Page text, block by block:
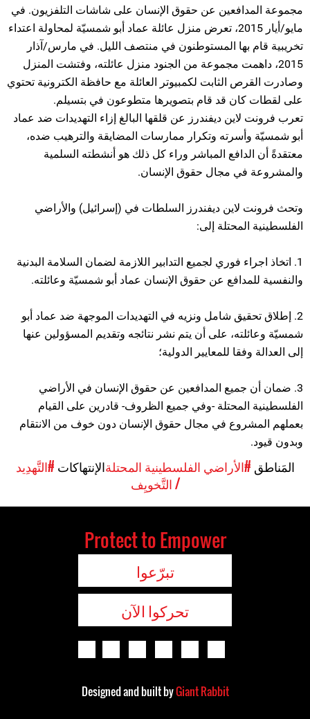
مجموعة المدافعين عن حقوق الإنسان على شاشات التلفزيون. في
مايو/أيار 2015، تعرض منزل عائلة عماد أبو شمسيّة لمحاولة اعتداء
تخريبية قام بها المستوطنون في منتصف الليل. في مارس/آذار
2015، داهمت مجموعة من الجنود منزل عائلته، وفتشت المنزل
وصادرت القرص الثابت لكمبيوتر العائلة مع حافظة الكترونية تحتوي
على لقطات كان قد قام بتصويرها متطوعون في بتسيلم.
تعرب فرونت لاين ديفندرز عن قلقها البالغ إزاء التهديدات ضد عماد
أبو شمسيّة وأسرته وتكرار ممارسات المضايقة والترهيب ضده،
معتقدةً أن الدافع المباشر وراء كل ذلك هو أنشطته السلمية
والمشروعة في مجال حقوق الإنسان.
وتحث فرونت لاين ديفندرز السلطات في (إسرائيل) والأراضي
الفلسطينية المحتلة إلى:
1. اتخاذ اجراء فوري لجميع التدابير اللازمة لضمان السلامة البدنية
والنفسية للمدافع عن حقوق الإنسان عماد أبو شمسيّة وعائلته.
2. إطلاق تحقيق شامل ونزيه في التهديدات الموجهة ضد عماد أبو
شمسيّة وعائلته، على أن يتم نشر نتائجه وتقديم المسؤولين عنها
إلى العدالة وفقا للمعايير الدولية؛
3. ضمان أن جميع المدافعين عن حقوق الإنسان في الأراضي
الفلسطينية المحتلة -وفي جميع الظروف- قادرين على القيام
بعملهم المشروع في مجال حقوق الإنسان دون خوف من الانتقام
وبدون قيود.
المَناطق #الأراضي الفلسطينية المحتلةالإنتهاكات #التَّهدِيد
/ التَّخويِف
Protect to Empower
تبرّعوا
تحركوا الآن
Designed and built byGiant Rabbit